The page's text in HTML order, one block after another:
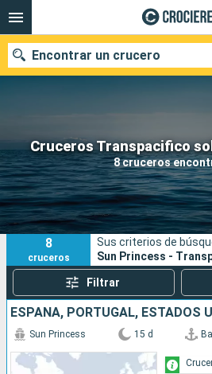
Cruceros Transpacifico
8 cruceros
Encontrar un crucero
Nuestros destinos
Fecha de salida
Puertos
8
cruceros
Sus criterios de
Sun Princess -
Filtrar
ESPAÑA, PORTUGAL, ESTADOS
Sun Princess 15 d